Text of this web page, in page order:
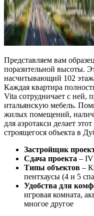
Представляем вам
поразительной высоты.
насчитывающий 102
Каждая квартира
Vita сотрудничает с ней,
итальянскую мебель.
жилых помещений,
для аэротакси делает
строящегося объекта в
Застройщик
Сдача проекта – IV
Типы объектов –
пентхаусы (4 и 5
Удобства для
игровая комната,
многое другое